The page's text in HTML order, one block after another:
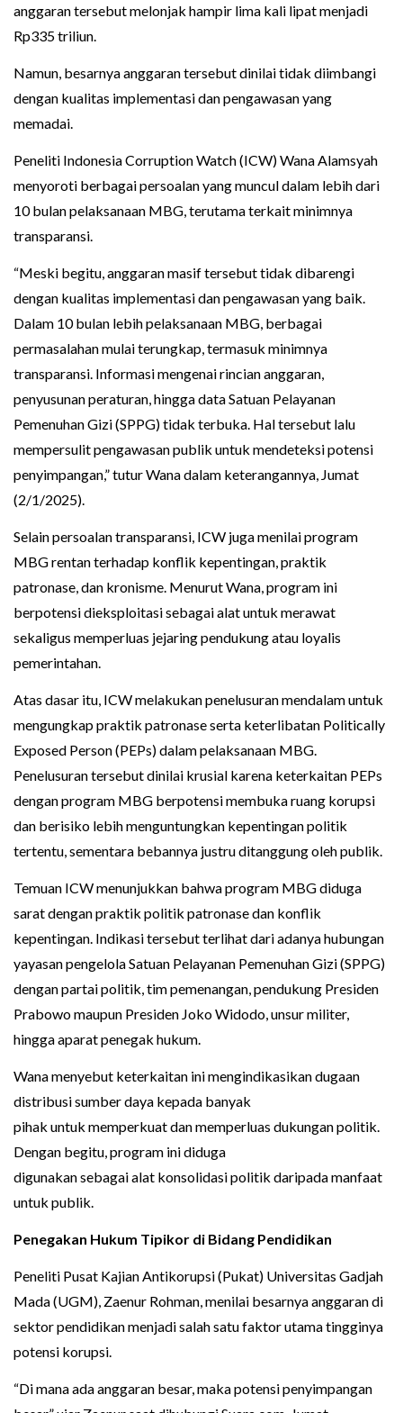
anggaran tersebut melonjak hampir lima kali lipat menjadi
Rp335 triliun.
Namun, besarnya anggaran tersebut dinilai tidak diimbangi
dengan kualitas implementasi dan pengawasan yang
memadai.
Peneliti Indonesia Corruption Watch (ICW) Wana Alamsyah
menyoroti berbagai persoalan yang muncul dalam lebih dari
10 bulan pelaksanaan MBG, terutama terkait minimnya
transparansi.
“Meski begitu, anggaran masif tersebut tidak dibarengi
dengan kualitas implementasi dan pengawasan yang baik.
Dalam 10 bulan lebih pelaksanaan MBG, berbagai
permasalahan mulai terungkap, termasuk minimnya
transparansi. Informasi mengenai rincian anggaran,
penyusunan peraturan, hingga data Satuan Pelayanan
Pemenuhan Gizi (SPPG) tidak terbuka. Hal tersebut lalu
mempersulit pengawasan publik untuk mendeteksi potensi
penyimpangan,” tutur Wana dalam keterangannya, Jumat
(2/1/2025).
Selain persoalan transparansi, ICW juga menilai program
MBG rentan terhadap konflik kepentingan, praktik
patronase, dan kronisme. Menurut Wana, program ini
berpotensi dieksploitasi sebagai alat untuk merawat
sekaligus memperluas jejaring pendukung atau loyalis
pemerintahan.
Atas dasar itu, ICW melakukan penelusuran mendalam untuk
mengungkap praktik patronase serta keterlibatan Politically
Exposed Person (PEPs) dalam pelaksanaan MBG.
Penelusuran tersebut dinilai krusial karena keterkaitan PEPs
dengan program MBG berpotensi membuka ruang korupsi
dan berisiko lebih menguntungkan kepentingan politik
tertentu, sementara bebannya justru ditanggung oleh publik.
Temuan ICW menunjukkan bahwa program MBG diduga
sarat dengan praktik politik patronase dan konflik
kepentingan. Indikasi tersebut terlihat dari adanya hubungan
yayasan pengelola Satuan Pelayanan Pemenuhan Gizi (SPPG)
dengan partai politik, tim pemenangan, pendukung Presiden
Prabowo maupun Presiden Joko Widodo, unsur militer,
hingga aparat penegak hukum.
Wana menyebut keterkaitan ini mengindikasikan dugaan
distribusi sumber daya kepada banyak
pihak untuk memperkuat dan memperluas dukungan politik.
Dengan begitu, program ini diduga
digunakan sebagai alat konsolidasi politik daripada manfaat
untuk publik.
Penegakan Hukum Tipikor di Bidang Pendidikan
Peneliti Pusat Kajian Antikorupsi (Pukat) Universitas Gadjah
Mada (UGM), Zaenur Rohman, menilai besarnya anggaran di
sektor pendidikan menjadi salah satu faktor utama tingginya
potensi korupsi.
“Di mana ada anggaran besar, maka potensi penyimpangan